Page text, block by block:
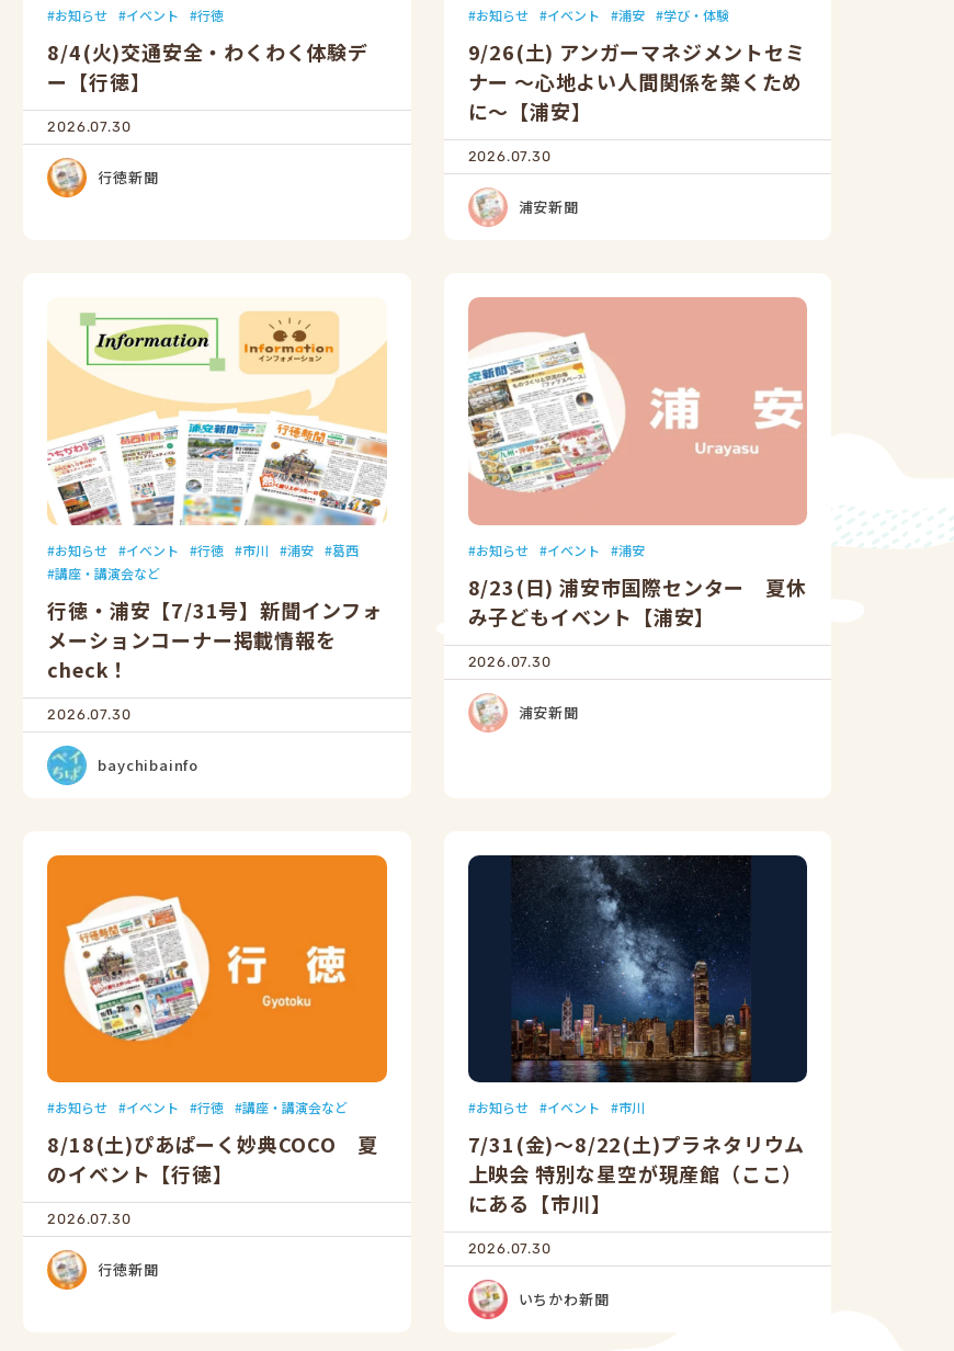
お知らせ イベント 行徳
8/4(火)交通安全・わくわく体験デ
ー【行徳】
2026.07.30
行徳新聞
お知らせ イベント 浦安 学び・体験
9/26(土) アンガーマネジメントセミ
ナー ～心地よい人間関係を築くため
に～【浦安】
2026.07.30
浦安新聞
お知らせ イベント 行徳 市川 浦安
葛西
講座・講演会など
行徳・浦安【7/31号】新聞インフォ
メーションコーナー掲載情報を
check！
2026.07.30
baychibainfo
お知らせ イベント 浦安
8/23(日) 浦安市国際センター 夏休
み子どもイベント【浦安】
2026.07.30
浦安新聞
お知らせ イベント 行徳 講座・講演会など
8/18(土)ぴあぱーく妙典COCO 夏
のイベント【行徳】
2026.07.30
行徳新聞
お知らせ イベント 市川
7/31(金)～8/22(土)プラネタリウム
上映会 特別な星空が現産館（ここ）
にある【市川】
2026.07.30
いちかわ新聞